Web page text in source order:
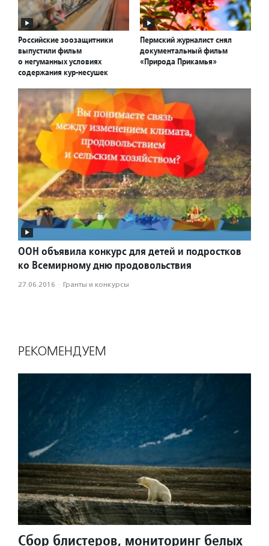
Российские зоозащитники
выпустили фильм
о негуманных условиях
содержания кур-несушек
Пермский журналист снял
документальный фильм
«Природа Прикамья»
ООН объявила конкурс для детей и подростков
ко Всемирному дню продовольствия
27.06.2016 · Гранты и конкурсы
РЕКОМЕНДУЕМ
Сбор блистеров, мониторинг белых